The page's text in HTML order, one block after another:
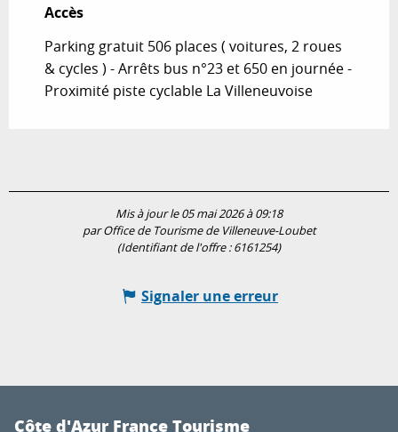
Accès
Accès
Parking gratuit 506 places ( voitures, 2 roues
& cycles ) - Arrêts bus n°23 et 650 en journée -
Proximité piste cyclable La Villeneuvoise
Mis à jour le 05 mai 2026 à 09:18
par Office de Tourisme de Villeneuve-Loubet
(Identifiant de l'offre :6161254)
Signaler une erreur
Côte d'Azur France Tourisme